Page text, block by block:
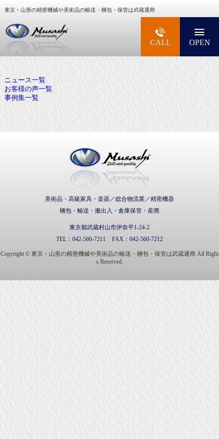
東京・山形の精密機械や美術品の輸送・梱包・保管は武蔵通商
大型精密機械・美術品・高級楽器の梱包・輸送
CALL OPEN
ニュース一覧
お客様の声一覧
事例集一覧
美術品・高級家具・楽器／総合物流業／精密機器
梱包・輸送・搬出入・倉庫保管・産廃
東京都武蔵村山市伊奈平1-24-2
TEL： 042-560-7211 FAX： 042-560-7212
Copyright © 東京・山形の精密機械や美術品の輸送・梱包・保管は武蔵通商 All Right
s Reserved.